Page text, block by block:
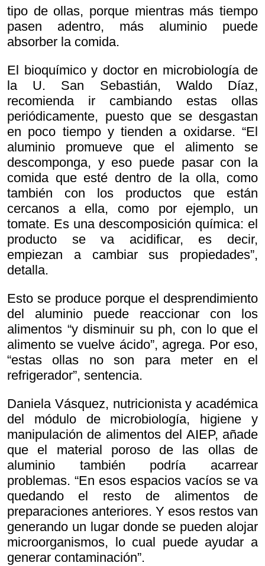
tipo de ollas, porque mientras más tiempo
pasen adentro, más aluminio puede
absorber la comida.
El bioquímico y doctor en microbiología de
la U. San Sebastián, Waldo Díaz,
recomienda ir cambiando estas ollas
periódicamente, puesto que se desgastan
en poco tiempo y tienden a oxidarse. “El
aluminio promueve que el alimento se
descomponga, y eso puede pasar con la
comida que esté dentro de la olla, como
también con los productos que están
cercanos a ella, como por ejemplo, un
tomate. Es una descomposición química: el
producto se va acidificar, es decir,
empiezan a cambiar sus propiedades”,
detalla.
Esto se produce porque el desprendimiento
del aluminio puede reaccionar con los
alimentos “y disminuir su ph, con lo que el
alimento se vuelve ácido”, agrega. Por eso,
“estas ollas no son para meter en el
refrigerador”, sentencia.
Daniela Vásquez, nutricionista y académica
del módulo de microbiología, higiene y
manipulación de alimentos del AIEP, añade
que el material poroso de las ollas de
aluminio también podría acarrear
problemas. “En esos espacios vacíos se va
quedando el resto de alimentos de
preparaciones anteriores. Y esos restos van
generando un lugar donde se pueden alojar
microorganismos, lo cual puede ayudar a
generar contaminación”.